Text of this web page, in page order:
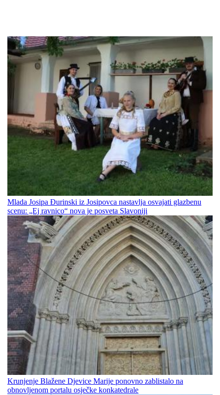
Mlada Josipa Đurinski iz Josipovca nastavlja osvajati glazbenu
scenu: „Ej ravnico“ nova je posveta Slavoniji
Krunjenje Blažene Djevice Marije ponovno zablistalo na
obnovljenom portalu osječke konkatedrale